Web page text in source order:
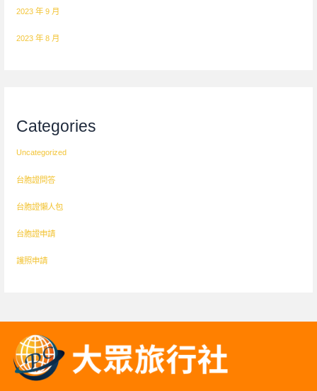
2023 年 9 月
2023 年 8 月
Categories
Uncategorized
台胞證問答
台胞證懶人包
台胞證申請
護照申請